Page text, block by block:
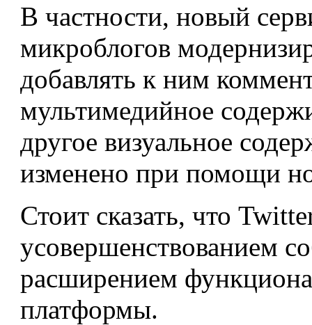
В частности, новый
микроблогов
добавлять к ним
мультимедийное
другое визуальное
изменено при помощи
Стоит сказать, что
усовершенствованием
расширением
платформы.